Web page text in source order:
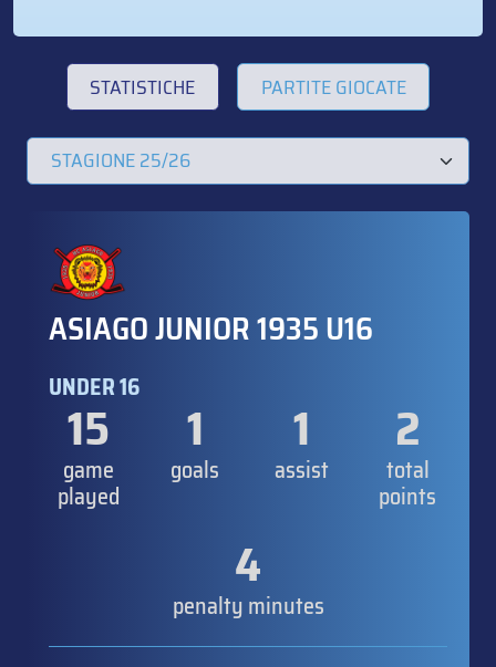
STATISTICHE PARTITE GIOCATE
ASIAGO JUNIOR 1935 U16
UNDER 16
15
game
played
1
goals
1
assist
2
total
points
4
penalty minutes